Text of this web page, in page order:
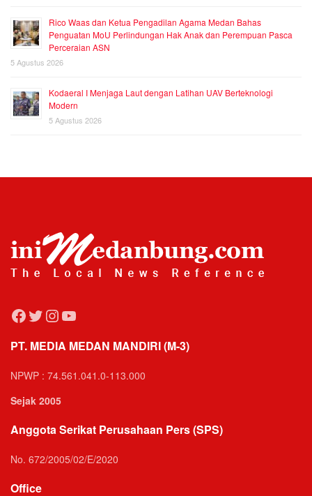
Rico Waas dan Ketua Pengadilan Agama Medan Bahas
Penguatan MoU Perlindungan Hak Anak dan Perempuan Pasca
Perceraian ASN
5 Agustus 2026
Kodaeral I Menjaga Laut dengan Latihan UAV Berteknologi
Modern
5 Agustus 2026
Facebook
Twitter
Instagram
YouTube
PT. MEDIA MEDAN MANDIRI (M-3)
NPWP : 74.561.041.0-113.000
Sejak 2005
Anggota Serikat Perusahaan Pers (SPS)
No. 672/2005/02/E/2020
Office